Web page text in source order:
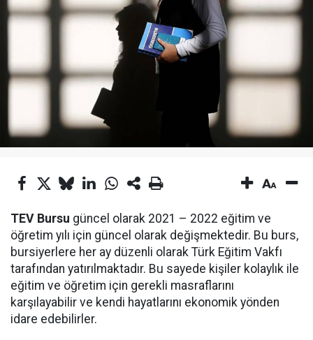
TEV Bursu güncel olarak 2021 – 2022 eğitim ve
öğretim yılı için güncel olarak değişmektedir. Bu burs,
bursiyerlere her ay düzenli olarak Türk Eğitim Vakfı
tarafından yatırılmaktadır. Bu sayede kişiler kolaylık ile
eğitim ve öğretim için gerekli masraflarını
karşılayabilir ve kendi hayatlarını ekonomik yönden
idare edebilirler.